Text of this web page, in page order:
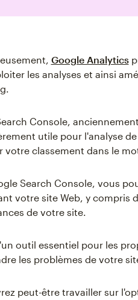
Google Analytics
les analyses et ainsi
Console,
utile pour l'analyse
votre classement dans le
Search Console, vous
votre site Web, y compris
de votre site.
outil essentiel pour les
les problèmes de votre
peut-être travailler sur